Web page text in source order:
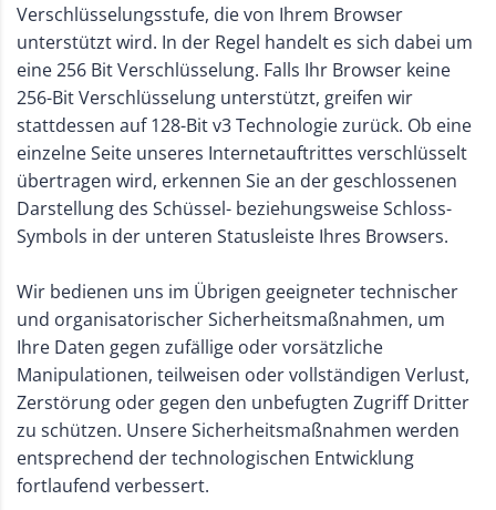
Verschlüsselungsstufe, die von Ihrem Browser
unterstützt wird. In der Regel handelt es sich dabei um
eine 256 Bit Verschlüsselung. Falls Ihr Browser keine
256-Bit Verschlüsselung unterstützt, greifen wir
stattdessen auf 128-Bit v3 Technologie zurück. Ob eine
einzelne Seite unseres Internetauftrittes verschlüsselt
übertragen wird, erkennen Sie an der geschlossenen
Darstellung des Schüssel- beziehungsweise Schloss-
Symbols in der unteren Statusleiste Ihres Browsers.
Wir bedienen uns im Übrigen geeigneter technischer
und organisatorischer Sicherheitsmaßnahmen, um
Ihre Daten gegen zufällige oder vorsätzliche
Manipulationen, teilweisen oder vollständigen Verlust,
Zerstörung oder gegen den unbefugten Zugriff Dritter
zu schützen. Unsere Sicherheitsmaßnahmen werden
entsprechend der technologischen Entwicklung
fortlaufend verbessert.